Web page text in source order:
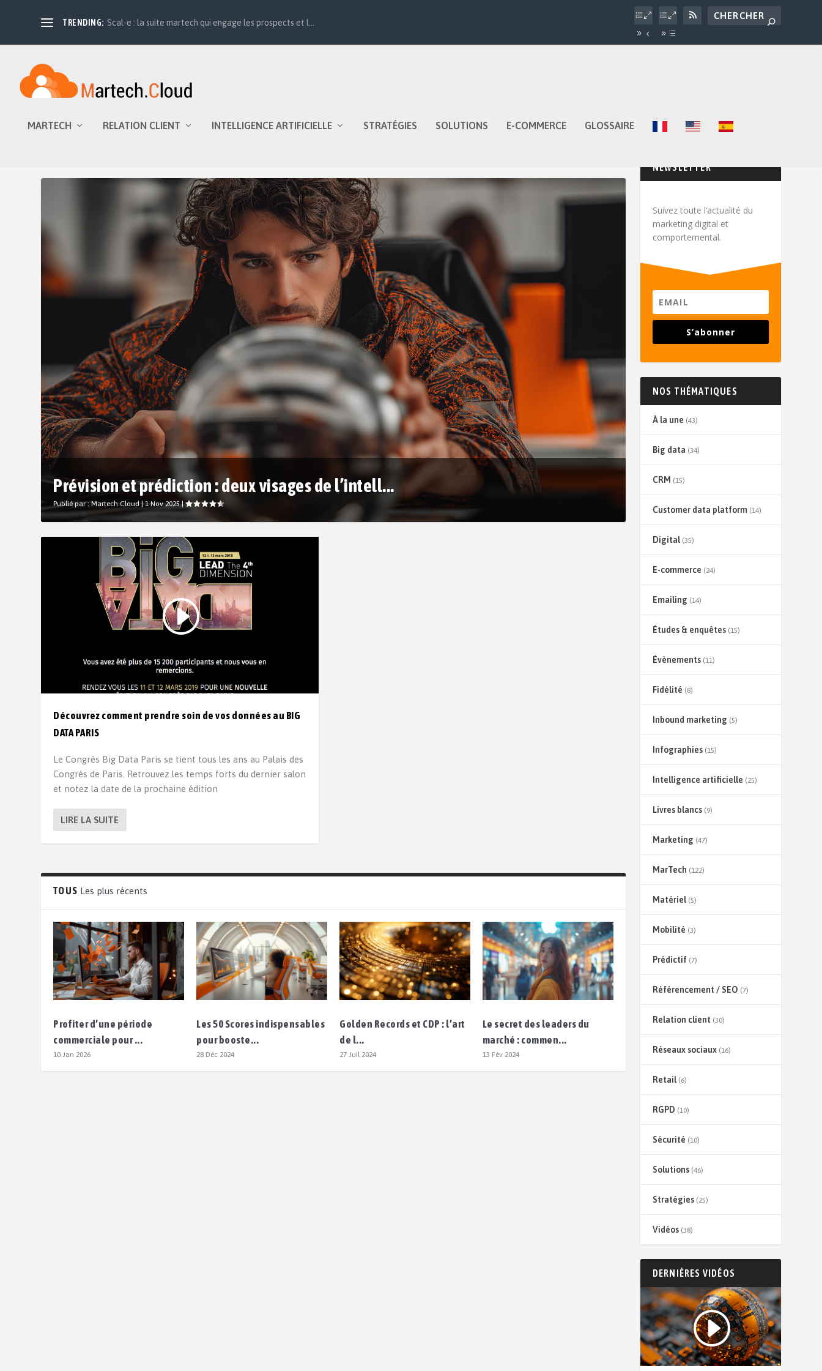
TRENDING: Scal-e : la suite martech qui engage les prospects et l...
MARTECH RELATION CLIENT INTELLIGENCE ARTIFICIELLE STRATÉGIES SOLUTIONS E-COMMERCE GLOSSAIRE
Prévision et prédiction : deux visages de l’intell...
Publié par :Martech.Cloud|1 Nov 2025|
Découvrez comment prendre soin de vos données au BIG
DATA PARIS
Le Congrès Big Data Paris se tient tous les ans au Palais des
Congrès de Paris. Retrouvez les temps forts du dernier salon
et notez la date de la prochaine édition
LIRE LA SUITE
TOUS Les plus récents
Profiter d’une période
commerciale pour ...
10 Jan 2026
Les 50 Scores indispensables
pour booste...
28 Déc 2024
Golden Records et CDP : l’art
de l...
27 Juil 2024
Le secret des leaders du
marché : commen...
13 Fév 2024
NEWSLETTER
Suivez toute l’actualité du
marketing digital et
comportemental.
S’abonner
NOS THÉMATIQUES
À la une (43)
Big data (34)
CRM (15)
Customer data platform(14)
Digital(35)
E-commerce (24)
Emailing (14)
Études & enquêtes(15)
Évènements(11)
Fidélité (8)
Inbound marketing (5)
Infographies(15)
Intelligence artificielle (25)
Livres blancs(9)
Marketing (47)
MarTech (122)
Matériel(5)
Mobilité (3)
Prédictif (7)
Référencement / SEO (7)
Relation client(30)
Réseaux sociaux(16)
Retail(6)
RGPD (10)
Sécurité (10)
Solutions(46)
Stratégies(25)
Vidéos(38)
DERNIÈRES VIDÉOS